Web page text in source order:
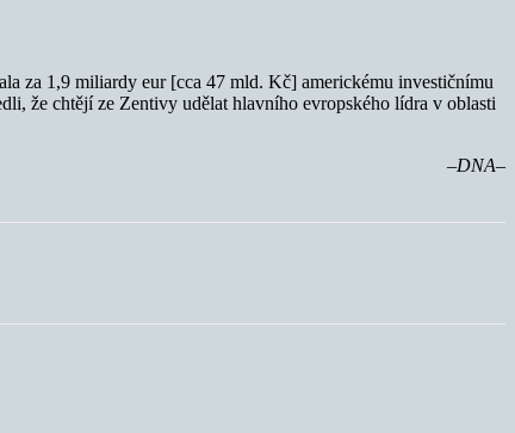
za 1,9 miliardy eur [cca 47 mld. Kč] americkému investičnímu
že chtějí ze Zentivy udělat hlavního evropského lídra v oblasti
–DNA–